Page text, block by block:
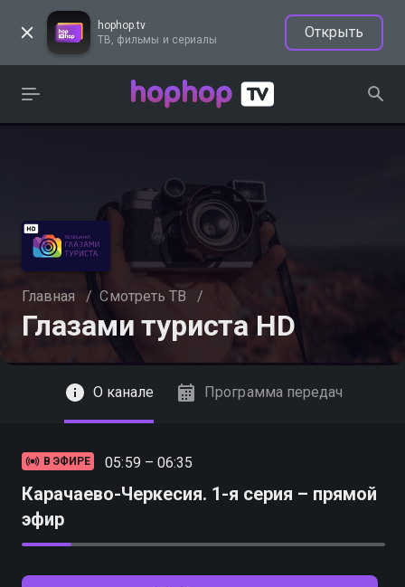
hophop.tv
ТВ, фильмы и сериалы
Открыть
Главная / Смотреть ТВ /
Глазами туриста HD
О канале Программа передач
В ЭФИРЕ 05:59 – 06:35
Карачаево-Черкесия. 1-я серия – прямой
эфир